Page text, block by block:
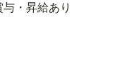
・昇給あり